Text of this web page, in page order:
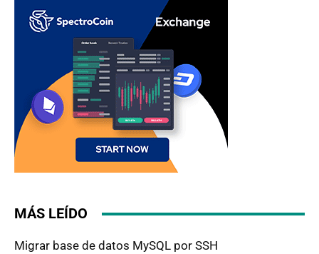
MÁS LEÍDO
Migrar base de datos MySQL por SSH